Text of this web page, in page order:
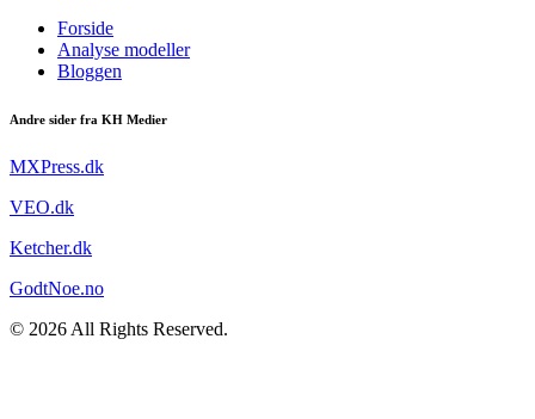
Forside
Analyse modeller
Bloggen
Andre sider fra KH Medier
MXPress.dk
VEO.dk
Ketcher.dk
GodtNoe.no
© 2026 All Rights Reserved.